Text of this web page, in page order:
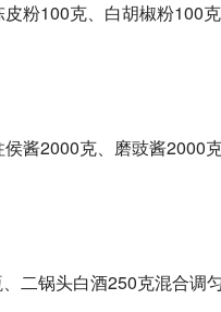
粉100克、白胡椒粉100
酱2000克、磨豉酱2000
二锅头白酒250克混合调